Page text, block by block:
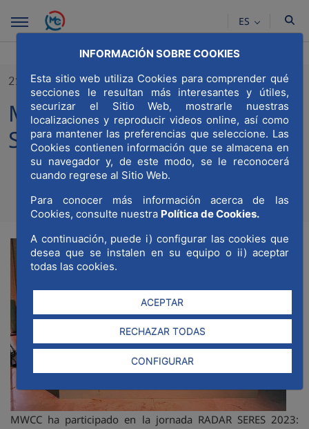
Saltar al contenido principal
INFORMACIÓN SOBRE COOKIES
Esta sitio web utiliza Cookies para comprender qué
secciones le resultan más interesantes y útiles,
securizar el Sitio Web, mostrarle nuestras
localizaciones y reproducir videos online, así como
para mantener las preferencias que seleccione. Las
Cookies contienen información que se almacena en
su navegador y, de este modo, se le reconocerá
cuando regrese al Sitio Web.
Para conocer más información acerca de las
Cookies, consulte nuestra Política de Cookies.
A continuación, puede i) configurar las cookies que
desea que se instalen en su equipo o ii) aceptar
todas las cookies.
ACEPTAR
RECHAZAR TODAS
CONFIGURAR
ES
21/11/2023
MWCC participa en RADAR
SERES 2023
Compartir en
Compartir en
Compartir
RSS
MWCC ha participado en la jornada RADAR SERES 2023: